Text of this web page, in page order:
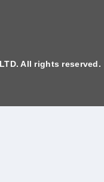
All rights reserved.